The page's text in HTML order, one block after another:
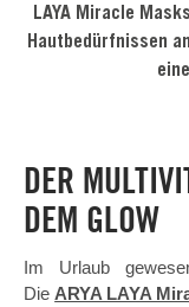
LAYA Miracle
Hautbedürfnissen
DER
DEM GLOW
Im Urlaub
Die ARYA LAYA